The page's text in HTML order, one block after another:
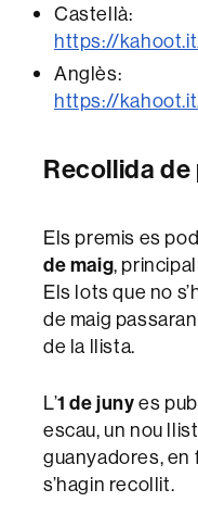
Castellà:
https://
Anglès:
https://
Recollida de
Els premis es
de maig,
Els lots que no
de maig
de la llista.
L’1 de junyes
escau, un nou
guanyadores, en
s’hagin recollit.